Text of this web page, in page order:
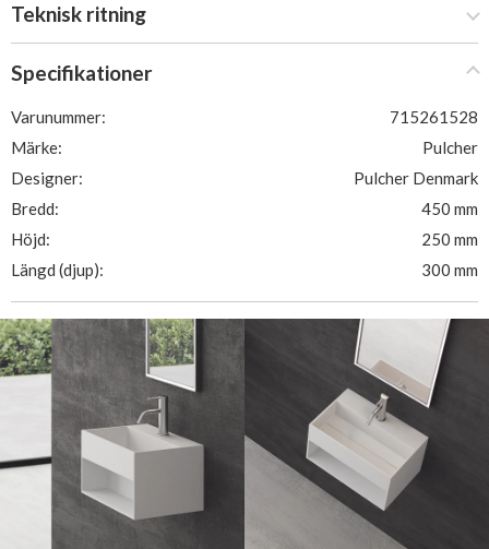
Teknisk ritning
Specifikationer
Varunummer:
715261528
Märke:
Pulcher
Designer:
Pulcher Denmark
Bredd:
450 mm
Höjd:
250 mm
Längd (djup):
300 mm